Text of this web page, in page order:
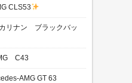
CLS53
リナン ブラックバッ
C43
AMG GT 63